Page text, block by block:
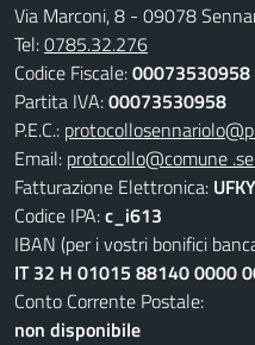
Via Marconi, 8 - 09078
Tel:0785.32.276
Codice Fiscale:00073530958
Partita IVA:00073530958
P.E.C.:
Email: protocollo@comune
Fatturazione Elettronica:
Codice IPA:c_i613
IBAN (per i vostri bonifici
IT 32 H 01015 88140 0000
Conto Corrente Postale:
non disponibile